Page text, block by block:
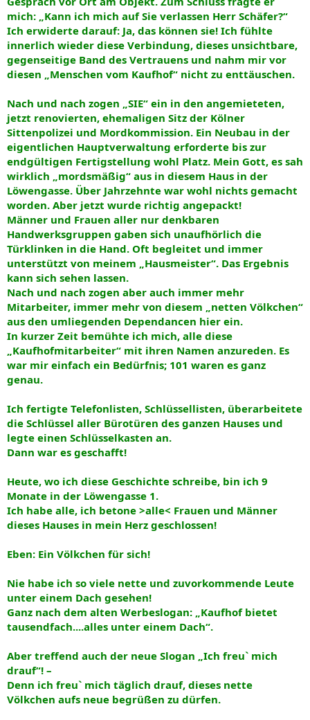
mich: „Kann ich mich auf Sie verlassen Herr Schäfer?“
Ich erwiderte darauf: Ja, das können sie! Ich fühlte
innerlich wieder diese Verbindung, dieses unsichtbare,
gegenseitige Band des Vertrauens und nahm mir vor
diesen „Menschen vom Kaufhof“ nicht zu enttäuschen.
Nach und nach zogen „SIE“ ein in den angemieteten,
jetzt renovierten, ehemaligen Sitz der Kölner
Sittenpolizei und Mordkommission. Ein Neubau in der
eigentlichen Hauptverwaltung erforderte bis zur
endgültigen Fertigstellung wohl Platz. Mein Gott, es sah
wirklich „mordsmäßig“ aus in diesem Haus in der
Löwengasse. Über Jahrzehnte war wohl nichts gemacht
worden. Aber jetzt wurde richtig angepackt!
Männer und Frauen aller nur denkbaren
Handwerksgruppen gaben sich unaufhörlich die
Türklinken in die Hand. Oft begleitet und immer
unterstützt von meinem „Hausmeister“. Das Ergebnis
kann sich sehen lassen.
Nach und nach zogen aber auch immer mehr
Mitarbeiter, immer mehr von diesem „netten Völkchen“
aus den umliegenden Dependancen hier ein.
In kurzer Zeit bemühte ich mich, alle diese
„Kaufhofmitarbeiter“ mit ihren Namen anzureden. Es
war mir einfach ein Bedürfnis; 101 waren es ganz
genau.
Ich fertigte Telefonlisten, Schlüssellisten, überarbeitete
die Schlüssel aller Bürotüren des ganzen Hauses und
legte einen Schlüsselkasten an.
Dann war es geschafft!
Heute, wo ich diese Geschichte schreibe, bin ich 9
Monate in der Löwengasse 1.
Ich habe alle, ich betone >alle< Frauen und Männer
dieses Hauses in mein Herz geschlossen!
Eben: Ein Völkchen für sich!
Nie habe ich so viele nette und zuvorkommende Leute
unter einem Dach gesehen!
Ganz nach dem alten Werbeslogan: „Kaufhof bietet
tausendfach....alles unter einem Dach“.
Aber treffend auch der neue Slogan „Ich freu` mich
drauf“! –
Denn ich freu` mich täglich drauf, dieses nette
Völkchen aufs neue begrüßen zu dürfen.